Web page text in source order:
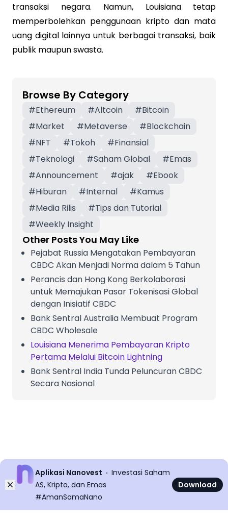
transaksi negara. Namun, Louisiana tetap
memperbolehkan penggunaan kripto dan mata
uang digital lainnya untuk berbagai transaksi, baik
publik maupun swasta.
Browse By Category
#Ethereum #Altcoin #Bitcoin
#Market #Metaverse #Blockchain
#NFT #Tokoh #Finansial
#Teknologi #Saham Global #Emas
#Announcement #ajak #Ebook
#Hiburan #Internal #Kamus
#Media Rilis #Tips dan Tutorial
#Weekly Insight
Other Posts You May Like
Pejabat Russia Mengatakan Pembayaran
CBDC Akan Menjadi Norma dalam 5 Tahun
Perancis dan Hong Kong Berkolaborasi
untuk Memajukan Pasar Tokenisasi Global
dengan Inisiatif CBDC
Bank Sentral Australia Membuat Program
CBDC Wholesale
Louisiana Menerima Pembayaran Kripto
Pertama Melalui Bitcoin Lightning
Bank Sentral India Tunda Peluncuran CBDC
Secara Nasional
Dismiss
Aplikasi Nanovest
Investasi Saham
AS, Kripto, dan Emas
#AmanSamaNano
Download